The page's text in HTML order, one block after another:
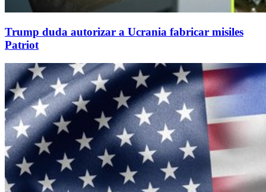
Trump duda autorizar a Ucrania fabricar misiles
Patriot